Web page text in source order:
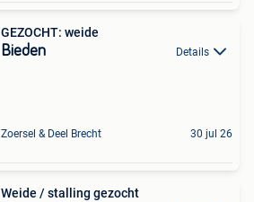
GEZOCHT: weide
Bieden Details
Zoersel & Deel Brecht 30 jul 26
Weide / stalling gezocht